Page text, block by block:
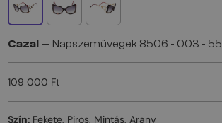
Cazal — Napszemüvegek 8506 - 003 - 55
109 000 Ft
Szín: Fekete, Piros, Mintás, Arany